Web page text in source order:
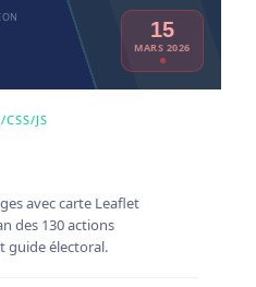
15
MARS 2026
JS
avec carte Leaflet
des 130 actions
guide électoral.